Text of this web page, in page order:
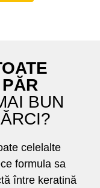
BUN
celelalte
formula sa
între keratină